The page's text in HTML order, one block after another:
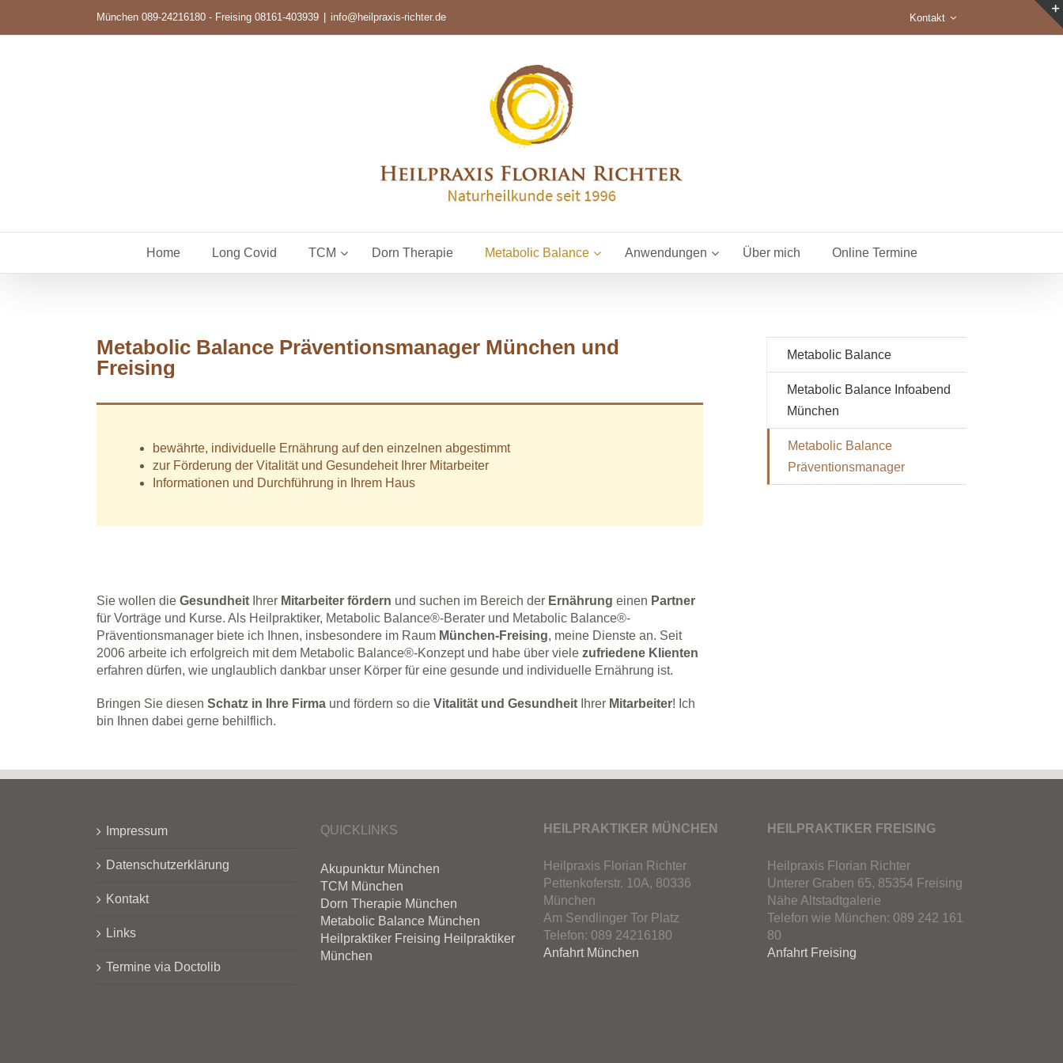
München 089-24216180 - Freising 08161-403939 info@heilpraxis-richter.de Kontakt
Home Long Covid TCM Dorn Therapie Metabolic Balance Anwendungen Über mich Online Termine
Metabolic Balance Präventionsmanager München und
Freising
bewährte, individuelle Ernährung auf den einzelnen abgestimmt
zur Förderung der Vitalität und Gesundeheit Ihrer Mitarbeiter
Informationen und Durchführung in Ihrem Haus
Sie wollen die Gesundheit Ihrer Mitarbeiter fördern und suchen im Bereich der Ernährung einen Partner
für Vorträge und Kurse. Als Heilpraktiker, Metabolic Balance®-Berater und Metabolic Balance®-
Präventionsmanager biete ich Ihnen, insbesondere im Raum München-Freising, meine Dienste an. Seit
2006 arbeite ich erfolgreich mit dem Metabolic Balance®-Konzept und habe über viele zufriedene Klienten
erfahren dürfen, wie unglaublich dankbar unser Körper für eine gesunde und individuelle Ernährung ist.
Bringen Sie diesen Schatz in Ihre Firma und fördern so die Vitalität und Gesundheit Ihrer Mitarbeiter! Ich
bin Ihnen dabei gerne behilflich.
Metabolic Balance
Metabolic Balance Infoabend
München
Metabolic Balance
Präventionsmanager
Impressum
Datenschutzerklärung
Kontakt
Links
Termine via Doctolib
QUICKLINKS
Akupunktur München
TCM München
Dorn Therapie München
Metabolic Balance München
Heilpraktiker Freising Heilpraktiker
München
HEILPRAKTIKER MÜNCHEN
Heilpraxis Florian Richter
Pettenkoferstr. 10A, 80336
München
Am Sendlinger Tor Platz
Telefon: 089 24216180
Anfahrt München
HEILPRAKTIKER FREISING
Heilpraxis Florian Richter
Unterer Graben 65, 85354 Freising
Nähe Altstadtgalerie
Telefon wie München: 089 242 161
80
Anfahrt Freising